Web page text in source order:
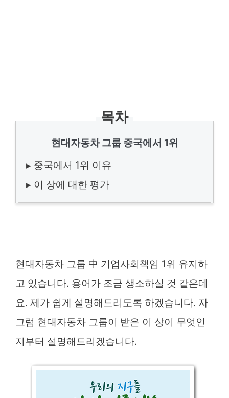
목차
현대자동차 그룹 중국에서 1위
▸ 중국에서 1위 이유
▸ 이 상에 대한 평가
현대자동차 그룹 中 기업사회책임 1위 유지하
고 있습니다. 용어가 조금 생소하실 것 같은데
요. 제가 쉽게 설명해드리도록 하겠습니다. 자
그럼 현대자동차 그룹이 받은 이 상이 무엇인
지부터 설명해드리겠습니다.